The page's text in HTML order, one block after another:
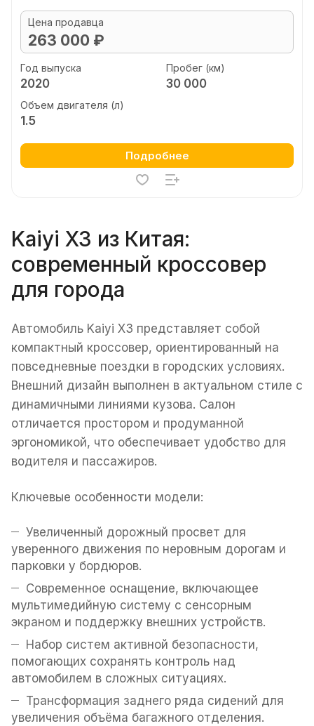
Цена продавца
263 000 ₽
Год выпуска
2020
Пробег (км)
30 000
Объем двигателя (л)
1.5
Подробнее
Kaiyi X3 из Китая:
современный кроссовер
для города
Автомобиль Kaiyi X3 представляет собой
компактный кроссовер, ориентированный на
повседневные поездки в городских условиях.
Внешний дизайн выполнен в актуальном стиле с
динамичными линиями кузова. Салон
отличается простором и продуманной
эргономикой, что обеспечивает удобство для
водителя и пассажиров.
Ключевые особенности модели:
Увеличенный дорожный просвет для
уверенного движения по неровным дорогам и
парковки у бордюров.
Современное оснащение, включающее
мультимедийную систему с сенсорным
экраном и поддержку внешних устройств.
Набор систем активной безопасности,
помогающих сохранять контроль над
автомобилем в сложных ситуациях.
Трансформация заднего ряда сидений для
увеличения объёма багажного отделения.